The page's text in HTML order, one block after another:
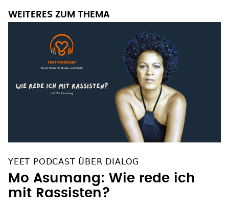
WEITERES ZUM THEMA
YEET PODCAST ÜBER DIALOG
Mo Asumang: Wie rede ich
mit Rassisten?